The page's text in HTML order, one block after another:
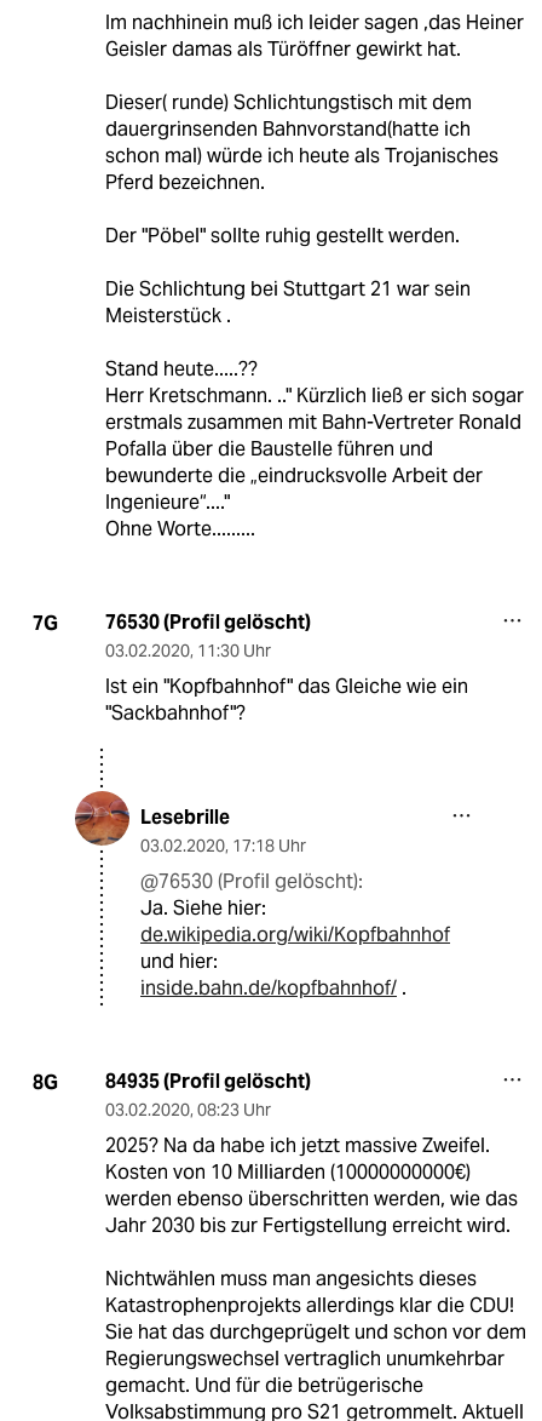
Im nachhinein muß ich leider sagen ,das Heiner
Geisler damas als Türöffner gewirkt hat.
Dieser( runde) Schlichtungstisch mit dem
dauergrinsenden Bahnvorstand(hatte ich
schon mal) würde ich heute als Trojanisches
Pferd bezeichnen.
Der "Pöbel" sollte ruhig gestellt werden.
Die Schlichtung bei Stuttgart 21 war sein
Meisterstück .
Stand heute.....??
Herr Kretschmann. .." Kürzlich ließ er sich sogar
erstmals zusammen mit Bahn-Vertreter Ronald
Pofalla über die Baustelle führen und
bewunderte die „eindrucksvolle Arbeit der
Ingenieure“...."
Ohne Worte.........
7G 76530 (Profil gelöscht)
03.02.2020, 11:30 Uhr
Ist ein "Kopfbahnhof" das Gleiche wie ein
"Sackbahnhof"?
Lesebrille
03.02.2020, 17:18 Uhr
@76530 (Profil gelöscht):
Ja. Siehe hier:
de.wikipedia.org/wiki/Kopfbahnhof
und hier:
inside.bahn.de/kopfbahnhof/ .
8G 84935 (Profil gelöscht)
03.02.2020, 08:23 Uhr
2025? Na da habe ich jetzt massive Zweifel.
Kosten von 10 Milliarden (10000000000€)
werden ebenso überschritten werden, wie das
Jahr 2030 bis zur Fertigstellung erreicht wird.
Nichtwählen muss man angesichts dieses
Katastrophenprojekts allerdings klar die CDU!
Sie hat das durchgeprügelt und schon vor dem
Regierungswechsel vertraglich unumkehrbar
gemacht. Und für die betrügerische
Volksabstimmung pro S21 getrommelt. Aktuell